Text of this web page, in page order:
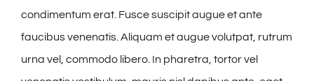
condimentum erat. Fusce suscipit augue et ante
faucibus venenatis. Aliquam et augue volutpat, rutrum
urna vel, commodo libero. In pharetra, tortor vel